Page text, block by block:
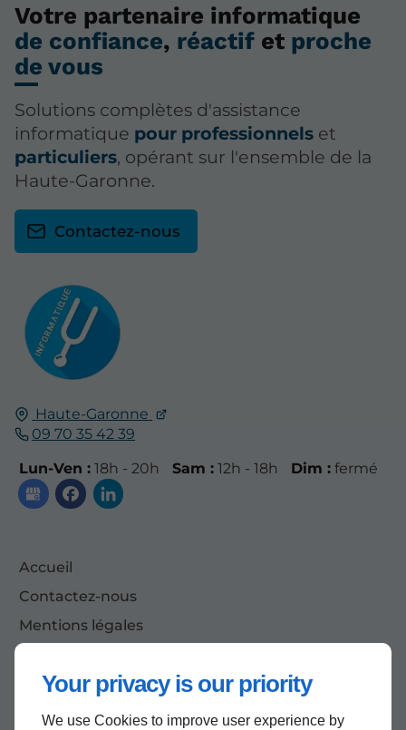
Your privacy is our priority
We use Cookies to improve user experience by
Haute-Garonne
09 70 35 42 39
Lun-Ven : 18h - 20h Sam : 12h - 18h Dim : fermé
Accueil
Contactez-nous
Mentions légales
Votre partenaire informatique
de confiance, réactif et proche
de vous
Solutions complètes d'assistance
informatique pour professionnels et
particuliers, opérant sur l'ensemble de la
Haute-Garonne.
Contactez-nous